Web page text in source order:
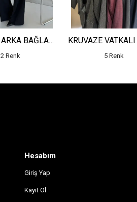
KRUVAZE ARKA BAĞLAMALI MİNİ CEKET - YÜKSEK BEL PİLELİ DETAYLI SALAŞ PANTOLON
2 Renk 5 Renk
Hesabım
Giriş Yap
Kayıt Ol